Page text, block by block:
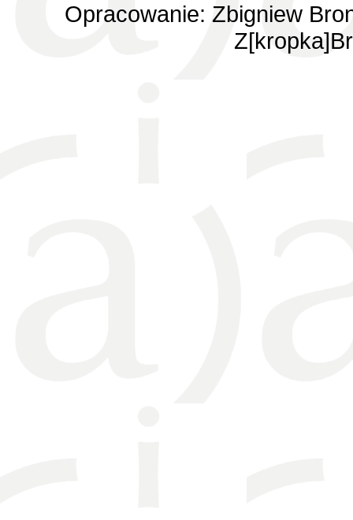
Opracowanie: Zbigniew